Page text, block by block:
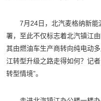
7月24日，北汽麦格纳新
署，至此不仅标志着北汽镇江
其由燃油车生产商转向纯电动
江转型升级之路走得如何？记
转型情境”。